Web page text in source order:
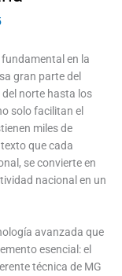
en la
gran parte del
del norte hasta los
solo facilitan el
miles de
que cada
se convierte en
nacional en un
avanzada que
esencial: el
técnica de MG